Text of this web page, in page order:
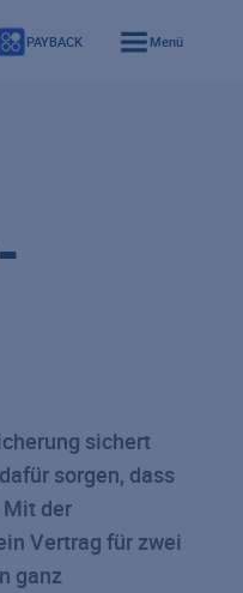
PAYBACK Menü
sichert
sorgen, dass
der
Vertrag für zwei
ganz